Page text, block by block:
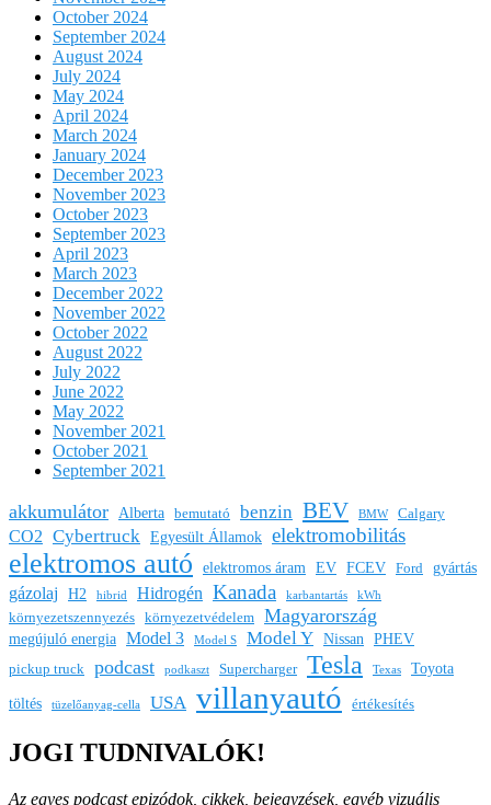
October 2024
September 2024
August 2024
July 2024
May 2024
April 2024
March 2024
January 2024
December 2023
November 2023
October 2023
September 2023
April 2023
March 2023
December 2022
November 2022
October 2022
August 2022
July 2022
June 2022
May 2022
November 2021
October 2021
September 2021
akkumulátor Alberta bemutató benzin BEV BMW Calgary
CO2 Cybertruck Egyesült Államok elektromobilitás
elektromos autó elektromos áram EV FCEV Ford gyártás
gázolaj H2 hibrid Hidrogén Kanada karbantartás kWh
környezetszennyezés környezetvédelem Magyarország
megújuló energia Model 3 Model S Model Y Nissan PHEV
pickup truck podcast podkaszt Supercharger Tesla Texas
Toyota
töltés
tüzelőanyag-cella USA villanyautó értékesítés
JOGI TUDNIVALÓK!
Az egyes podcast epizódok, cikkek, bejegyzések, egyéb vizuális